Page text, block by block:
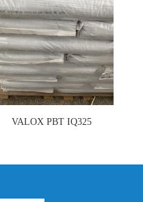
VALOX PBT IQ325